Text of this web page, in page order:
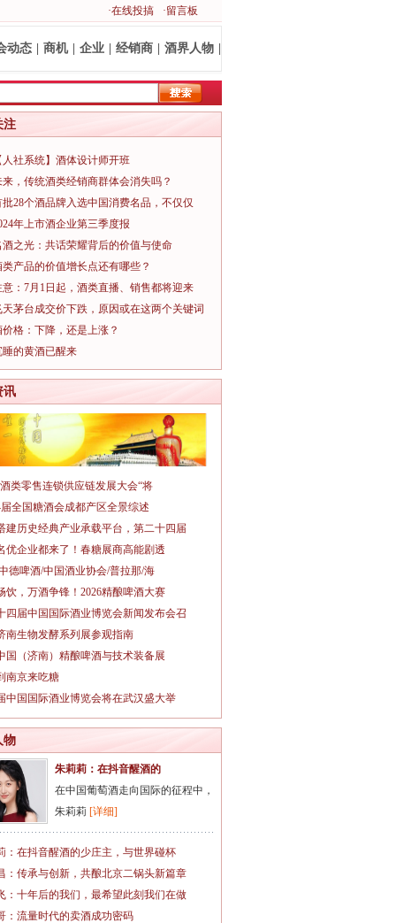
·在线投搞 ·留言板
动态 商机 企业 经销商 酒界人物
注
人社系统】酒体设计师开班
来，传统酒类经销商群体会消失吗？
批28个酒品牌入选中国消费名品，不仅仅
年上市酒企业第三季度报
酒之光：共话荣耀背后的价值与使命
类产品的价值增长点还有哪些？
意：7月1日起，酒类直播、销售都将迎来
天茅台成交价下跌，原因或在这两个关键词
价格：下降，还是上涨？
睡的黄酒已醒来
讯
酒类零售连锁供应链发展大会“将
全国糖酒会成都产区全景综述
建历史经典产业承载平台，第二十四届
优企业都来了！春糖展商高能剧透
德啤酒/中国酒业协会/普拉那/海
饮，万酒争锋！2026精酿啤酒大赛
四届中国国际酒业博览会新闻发布会召
南生物发酵系列展参观指南
国（济南）精酿啤酒与技术装备展
南京来吃糖
中国国际酒业博览会将在武汉盛大举
物
朱莉莉：在抖音醒酒的
在中国葡萄酒走向国际的征程中，
朱莉莉 [详细]
：在抖音醒酒的少庄主，与世界碰杯
：传承与创新，共酿北京二锅头新篇章
：十年后的我们，最希望此刻我们在做
：流量时代的卖酒成功密码